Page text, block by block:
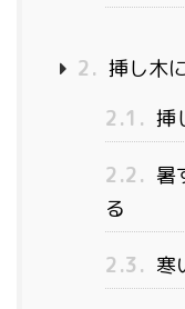
2. 挿し木
2.1. 挿
2.2. 暑
る
2.3. 寒